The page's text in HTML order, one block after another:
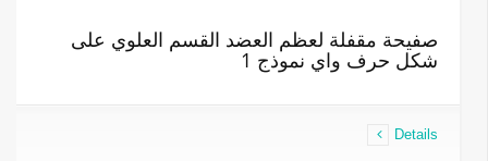
صفيحة مقفلة لعظم العضد القسم العلوي على
شكل حرف واي نموذج 1
Details